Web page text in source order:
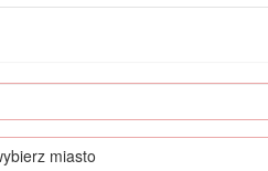
miasto